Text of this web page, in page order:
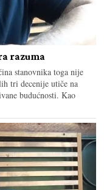
razuma
stanovnika toga nije
tri decenije utiče na
budućnosti. Kao